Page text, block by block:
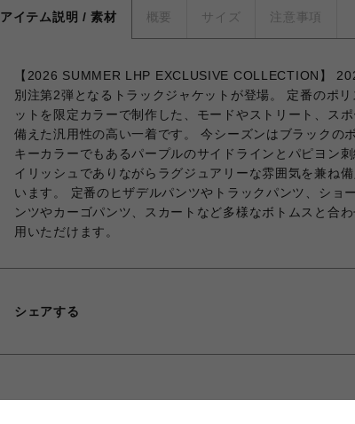
アイテム説明 / 素材 概要 サイズ 注意事項
【2026 SUMMER LHP EXCLUSIVE COLLECTION】
別注第2弾となるトラックジャケットが登場。 定番のポ
ットを限定カラーで制作した、モードやストリート、ス
備えた汎用性の高い一着です。 今シーズンはブラックの
キーカラーでもあるパープルのサイドラインとパピヨン
イリッシュでありながらラグジュアリーな雰囲気を兼ね
います。 定番のヒザデルパンツやトラックパンツ、ショ
ンツやカーゴパンツ、スカートなど多様なボトムスと合
用いただけます。
シェアする